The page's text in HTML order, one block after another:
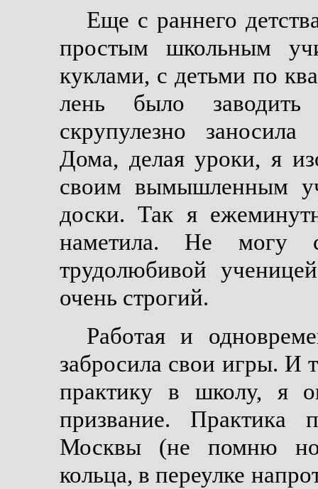
Еще с раннего
простым школьным
куклами, с детьми по
лень было заводить
скрупулезно
Дома, делая уроки, я
своим вымышленным
доски. Так я
наметила. Не могу
трудолюбивой
очень строгий.
Работая и
забросила свои игры. И
практику в школу, я
призвание.
Москвы (не помню
кольца, в переулке